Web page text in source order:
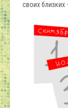
своих близких